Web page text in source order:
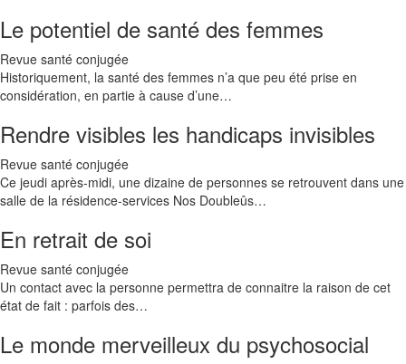
Le potentiel de santé des femmes
Revue santé conjugée
Historiquement, la santé des femmes n’a que peu été prise en
considération, en partie à cause d’une…
Rendre visibles les handicaps invisibles
Revue santé conjugée
Ce jeudi après-midi, une dizaine de personnes se retrouvent dans une
salle de la résidence-services Nos Doubleûs…
En retrait de soi
Revue santé conjugée
Un contact avec la personne permettra de connaitre la raison de cet
état de fait : parfois des…
Le monde merveilleux du psychosocial